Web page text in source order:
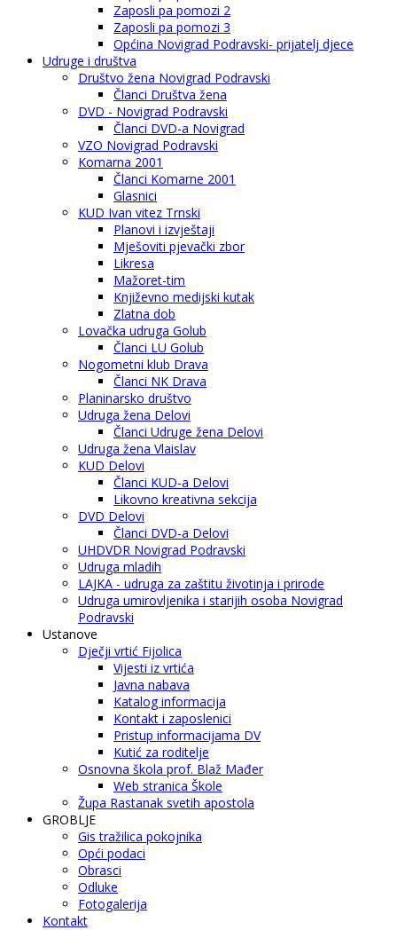
Zaposli pa pomozi 2
Zaposli pa pomozi 3
Općina Novigrad Podravski- prijatelj djece
Udruge i društva
Društvo žena Novigrad Podravski
Članci Društva žena
DVD - Novigrad Podravski
Članci DVD-a Novigrad
VZO Novigrad Podravski
Komarna 2001
Članci Komarne 2001
Glasnici
KUD Ivan vitez Trnski
Planovi i izvještaji
Mješoviti pjevački zbor
Likresa
Mažoret-tim
Književno medijski kutak
Zlatna dob
Lovačka udruga Golub
Članci LU Golub
Nogometni klub Drava
Članci NK Drava
Planinarsko društvo
Udruga žena Delovi
Članci Udruge žena Delovi
Udruga žena Vlaislav
KUD Delovi
Članci KUD-a Delovi
Likovno kreativna sekcija
DVD Delovi
Članci DVD-a Delovi
UHDVDR Novigrad Podravski
Udruga mladih
LAJKA - udruga za zaštitu životinja i prirode
Udruga umirovljenika i starijih osoba Novigrad
Podravski
Ustanove
Dječji vrtić Fijolica
Vijesti iz vrtića
Javna nabava
Katalog informacija
Kontakt i zaposlenici
Pristup informacijama DV
Kutić za roditelje
Osnovna škola prof. Blaž Mađer
Web stranica Škole
Župa Rastanak svetih apostola
GROBLJE
Gis tražilica pokojnika
Opći podaci
Obrasci
Odluke
Fotogalerija
Kontakt